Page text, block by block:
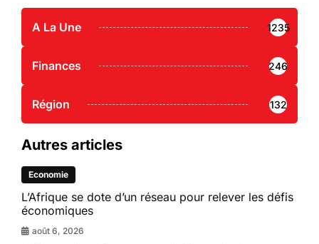
A La Une 1235
Finances 246
Région 132
Autres articles
Economie
L’Afrique se dote d’un réseau pour relever les défis
économiques
août 6, 2026